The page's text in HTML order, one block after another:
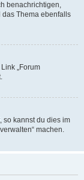
benachrichtigen,
das Thema ebenfalls
„Forum
so kannst du dies im
machen.